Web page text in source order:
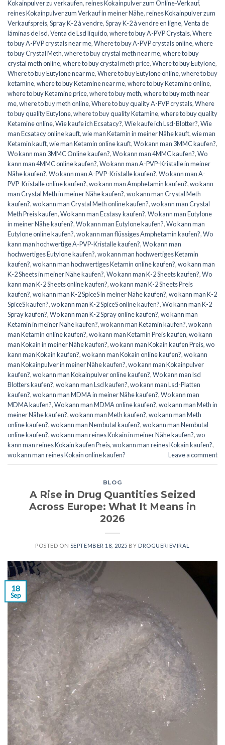
Kokainpulver zu verkaufen,reines Kokainpulver zum Online-Verkauf,
reines Kokainpulver zum Verkauf in meiner Nähe,reines Kokainpulver zum
Verkaufspreis,Spray K-2 à vendre,Spray K-2 à vendre en ligne,Venta de
láminas de lsd,Venta de Lsd líquido,where to buy A-PVP Crystals,Where
to buy A-PVP crystals near me,Where to buy A-PVP crystals online,where
to buy Crystal Meth,where to buy crystal meth near me,where to buy
crystal meth online,where to buy crystal meth price,Where to buy Eutylone,
Where to buy Eutylone near me,Where to buy Eutylone online,where to buy
ketamine,where to buy Ketamine near me,where to buy Ketamine online,
where to buy Ketamine price,where to buy meth,where to buy meth near
me,where to buy meth online,Where to buy quality A-PVP crystals,Where
to buy quality Eutylone,where to buy quality Ketamine,where to buy quality
Ketamine online,Wie kaufe ich Ecsatacy?,Wie kaufe ich Lsd-Blotter?,Wie
man Ecsatacy online kauft,wie man Ketamin in meiner Nähe kauft,wie man
Ketamin kauft,wie man Ketamin online kauft,Wo kann man 3MMC kaufen?,
Wo kann man 3MMC Online kaufen?,Wo kann man 4MMC kaufen?,Wo
kann man 4MMC online kaufen?,Wo kann man A-PVP-Kristalle in meiner
Nähe kaufen?,Wo kann man A-PVP-Kristalle kaufen?,Wo kann man A-
PVP-Kristalle online kaufen?,wo kann man Amphetamin kaufen?,wo kann
man Crystal Meth in meiner Nähe kaufen?,wo kann man Crystal Meth
kaufen?,wo kann man Crystal Meth online kaufen?,wo kann man Crystal
Meth Preis kaufen,Wo kann man Ecstasy kaufen?,Wo kann man Eutylone
in meiner Nähe kaufen?,Wo kann man Eutylone kaufen?,Wo kann man
Eutylone online kaufen?,wo kann man flüssiges Amphetamin kaufen?,Wo
kann man hochwertige A-PVP-Kristalle kaufen?,Wo kann man
hochwertiges Eutylone kaufen?,wo kann man hochwertiges Ketamin
kaufen?,wo kann man hochwertiges Ketamin online kaufen?,wo kann man
K-2 Sheets in meiner Nähe kaufen?,Wo kann man K-2 Sheets kaufen?,Wo
kann man K-2 Sheets online kaufen?,wo kann man K-2 Sheets Preis
kaufen?,wo kann man K-2 SpiceS in meiner Nähe kaufen?,wo kann man K-2
SpiceS kaufen?,wo kann man K-2 SpiceS online kaufen?,Wo kann man K-2
Spray kaufen?,Wo kann man K-2 Spray online kaufen?,wo kann man
Ketamin in meiner Nähe kaufen?,wo kann man Ketamin kaufen?,wo kann
man Ketamin online kaufen?,wo kann man Ketamin Preis kaufen,wo kann
man Kokain in meiner Nähe kaufen?,wo kann man Kokain kaufen Preis,wo
kann man Kokain kaufen?,wo kann man Kokain online kaufen?,wo kann
man Kokainpulver in meiner Nähe kaufen?,wo kann man Kokainpulver
kaufen?,wo kann man Kokainpulver online kaufen?,Wo kann man lsd
Blotters kaufen?,wo kann man Lsd kaufen?,wo kann man Lsd-Platten
kaufen?,wo kann man MDMA in meiner Nähe kaufen?,Wo kann man
MDMA kaufen?,Wo kann man MDMA online kaufen?,wo kann man Meth in
meiner Nähe kaufen?,wo kann man Meth kaufen?,wo kann man Meth
online kaufen?,wo kann man Nembutal kaufen?,wo kann man Nembutal
online kaufen?,wo kann man reines Kokain in meiner Nähe kaufen?,wo
kann man reines Kokain kaufen Preis,wo kann man reines Kokain kaufen?,
wo kann man reines Kokain online kaufen?
Leave a comment
BLOG
A Rise in Drug Quantities Seized
Across Europe: What It Means in
2026
POSTED ON SEPTEMBER 18, 2025 BY DROGUERIEVIRAL
18
Sep